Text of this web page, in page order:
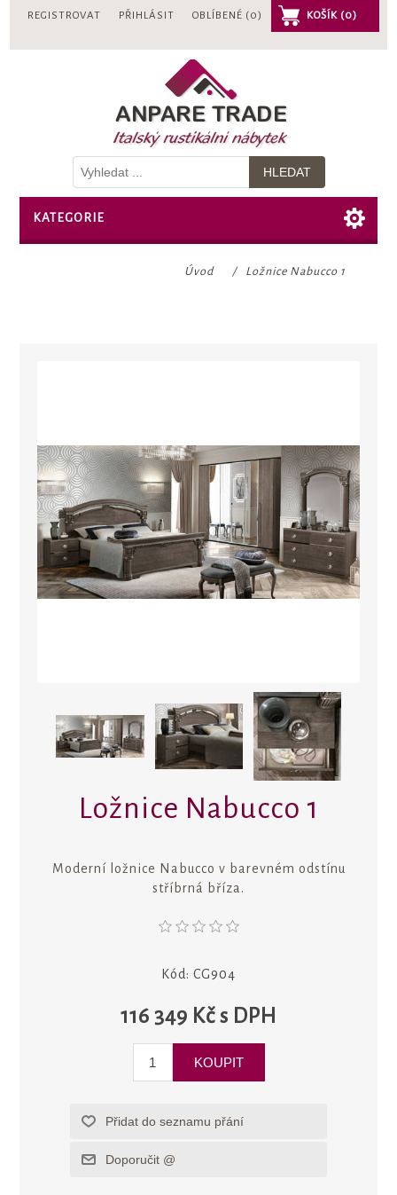
REGISTROVAT PŘIHLÁSIT OBLÍBENÉ (0) KOŠÍK (0)
KATEGORIE
Úvod / Ložnice Nabucco 1
Ložnice Nabucco 1
Moderní ložnice Nabucco v barevném odstínu
stříbrná bříza.
Kód: CG904
116 349 Kč s DPH